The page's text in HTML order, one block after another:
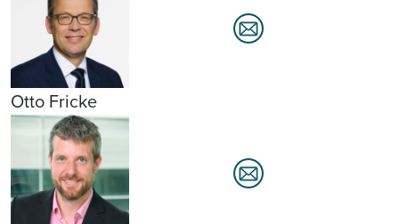
Otto Fricke